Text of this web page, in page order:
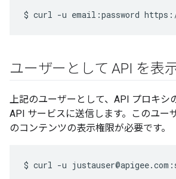
$ curl -u email:password
ユーザーとして API を表
上記のユーザーとして、API プロキシ
API サービスに送信します。このユー
のコンテンツの表示権限が必要です。
$ curl -u